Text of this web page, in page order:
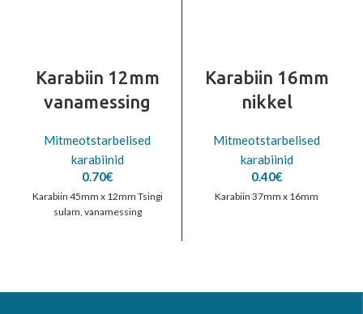
Karabiin 12mm
vanamessing
Mitmeotstarbelised
karabiinid
0.70€
Karabiin 45mm x 12mm Tsingi
sulam, vanamessing
Karabiin 16mm
nikkel
Mitmeotstarbelised
karabiinid
0.40€
Karabiin 37mm x 16mm